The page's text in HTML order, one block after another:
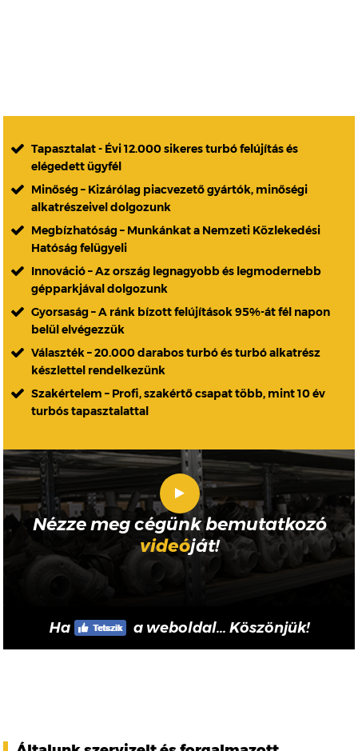
Tapasztalat - Évi 12.000 sikeres turbó felújítás és
elégedett ügyfél
Minőség – Kizárólag piacvezető gyártók, minőségi
alkatrészeivel dolgozunk
Megbízhatóság – Munkánkat a Nemzeti Közlekedési
Hatóság felügyeli
Innováció – Az ország legnagyobb és legmodernebb
gépparkjával dolgozunk
Gyorsaság – A ránk bízott felújítások 95%-át fél napon
belül elvégezzük
Választék – 20.000 darabos turbó és turbó alkatrész
készlettel rendelkezünk
Szakértelem – Profi, szakértő csapat több, mint 10 év
turbós tapasztalattal
Nézze meg cégünk bemutatkozó
videóját!
Ha a weboldal... Köszönjük!